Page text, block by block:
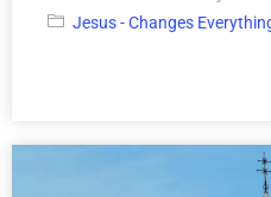
Jesus - Changes